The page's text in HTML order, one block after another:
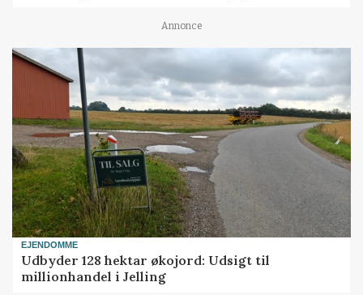
Annonce
EJENDOMME
Udbyder 128 hektar økojord: Udsigt til
millionhandel i Jelling